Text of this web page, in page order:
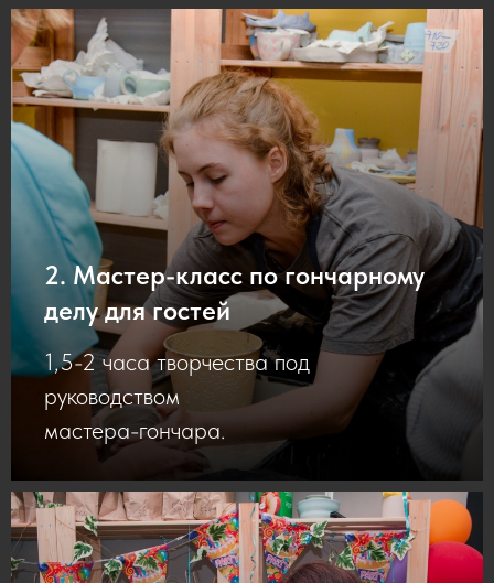
2. Мастер-класс по гончарному
делу для гостей
1,5-2 часа творчества под
руководством
мастера-гончара.